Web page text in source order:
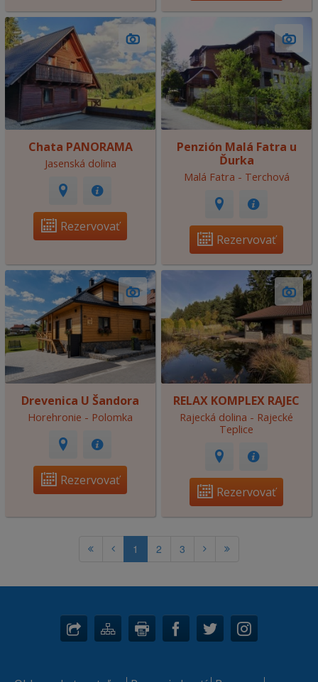
Chata PANORAMA
Jasenská dolina
Rezervovať
Penzión Malá Fatra u
Ďurka
Malá Fatra - Terchová
Rezervovať
Drevenica U Šandora
Horehronie - Polomka
Rezervovať
RELAX KOMPLEX RAJEC
Rajecká dolina - Rajecké
Teplice
Rezervovať
1 2 3